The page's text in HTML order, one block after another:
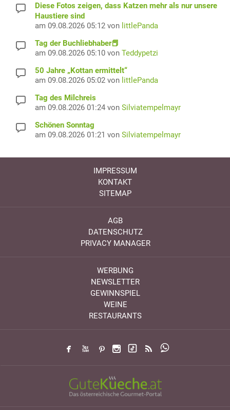
Diese Fotos zeigen, dass Katzen mehr als nur unsere
Haustiere sind
am 09.08.2026 05:12 von littlePanda
Tag der Buchliebhaber📕
am 09.08.2026 05:10 von Teddypetzi
50 Jahre „Kottan ermittelt“
am 09.08.2026 05:02 von littlePanda
Tag des Milchreis
am 09.08.2026 01:24 von Silviatempelmayr
Schönen Sonntag
am 09.08.2026 01:21 von Silviatempelmayr
IMPRESSUM
KONTAKT
SITEMAP
AGB
DATENSCHUTZ
PRIVACY MANAGER
WERBUNG
NEWSLETTER
GEWINNSPIEL
WEINE
RESTAURANTS